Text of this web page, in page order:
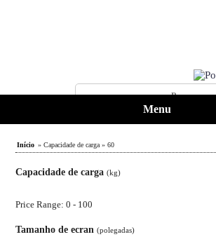
Menu
Início » Capacidade de carga » 60
Capacidade de carga(kg)
Price Range: 0 - 100
Tamanho de ecran(polegadas)